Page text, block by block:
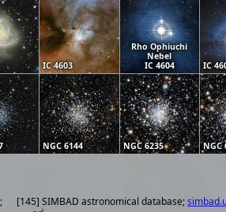
IC 4603
Rho Ophiuchi
Nebel
IC 4604
IC
NGC 6144 NGC 6235 NGC
[145] SIMBAD astronomical database;